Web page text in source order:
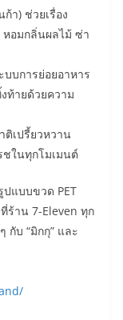
า) ช่วยเรื่อง
หอมกลิ่นผลไม้ ซ่า
บบการย่อยอาหาร
ท้ายด้วยความ
ติเปรี้ยวหวาน
ชในทุกโมเมนต์
ปแบบขวด PET
ร้าน 7-Eleven ทุก
กับ “มิกกุ” และ